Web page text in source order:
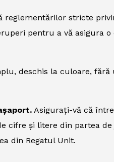
reglementărilor stricte
pentru a vă asigura o
deschis la culoare, fără
Asigurați-vă că
cifre și litere din partea de
din Regatul Unit.